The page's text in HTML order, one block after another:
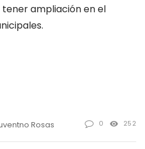
ampliación en el
Rosas 0 252